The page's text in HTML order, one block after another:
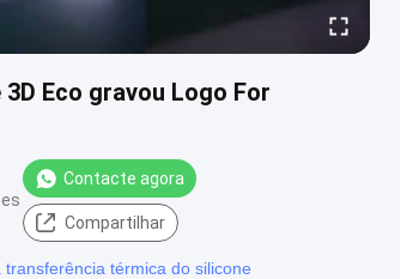
Eco gravou Logo For
Contacte agora
Compartilhar
térmica do silicone